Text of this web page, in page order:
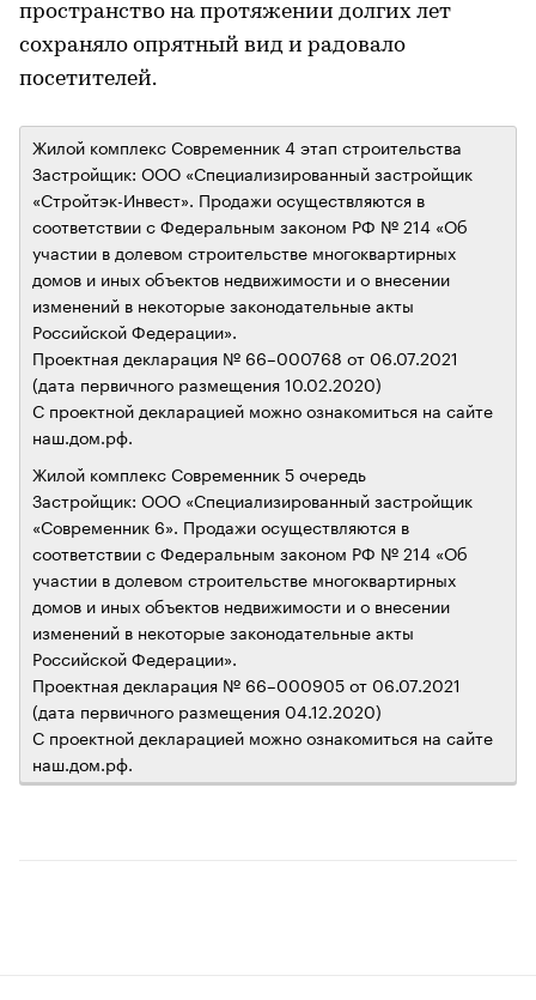
пространство на протяжении долгих лет
сохраняло опрятный вид и радовало
посетителей.
Жилой комплекс Современник 4 этап строительства
Застройщик: ООО «Специализированный застройщик
«Стройтэк-Инвест». Продажи осуществляются в
соответствии с Федеральным законом РФ № 214 «Об
участии в долевом строительстве многоквартирных
домов и иных объектов недвижимости и о внесении
изменений в некоторые законодательные акты
Российской Федерации».
Проектная декларация № 66–000768 от 06.07.2021
(дата первичного размещения 10.02.2020)
С проектной декларацией можно ознакомиться на сайте
наш.дом.рф.
Жилой комплекс Современник 5 очередь
Застройщик: ООО «Специализированный застройщик
«Современник 6». Продажи осуществляются в
соответствии с Федеральным законом РФ № 214 «Об
участии в долевом строительстве многоквартирных
домов и иных объектов недвижимости и о внесении
изменений в некоторые законодательные акты
Российской Федерации».
Проектная декларация № 66–000905 от 06.07.2021
(дата первичного размещения 04.12.2020)
С проектной декларацией можно ознакомиться на сайте
наш.дом.рф.